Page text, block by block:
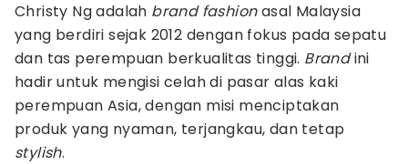
Christy Ng adalah brand fashionasal Malaysia
yang berdiri sejak 2012 dengan fokus pada sepatu
dan tas perempuan berkualitas tinggi. Brandini
hadir untuk mengisi celah di pasar alas kaki
perempuan Asia, dengan misi menciptakan
produk yang nyaman, terjangkau, dan tetap
stylish.